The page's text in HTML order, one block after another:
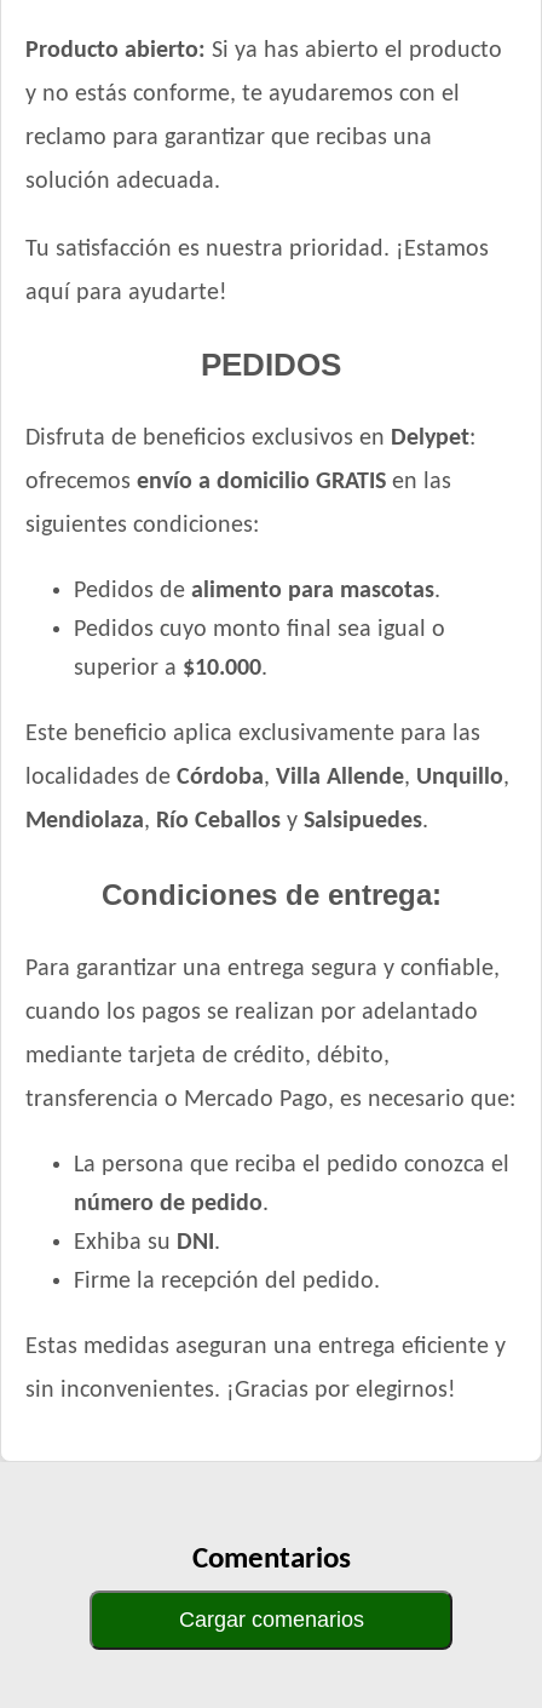
Producto abierto: Si ya has abierto el producto
y no estás conforme, te ayudaremos con el
reclamo para garantizar que recibas una
solución adecuada.
Tu satisfacción es nuestra prioridad. ¡Estamos
aquí para ayudarte!
PEDIDOS
Disfruta de beneficios exclusivos en Delypet:
ofrecemos envío a domicilio GRATIS en las
siguientes condiciones:
Pedidos de alimento para mascotas.
Pedidos cuyo monto final sea igual o
superior a $10.000.
Este beneficio aplica exclusivamente para las
localidades de Córdoba, Villa Allende, Unquillo,
Mendiolaza, Río Ceballos y Salsipuedes.
Condiciones de entrega:
Para garantizar una entrega segura y confiable,
cuando los pagos se realizan por adelantado
mediante tarjeta de crédito, débito,
transferencia o Mercado Pago, es necesario que:
La persona que reciba el pedido conozca el
número de pedido.
Exhiba su DNI .
Firme la recepción del pedido.
Estas medidas aseguran una entrega eficiente y
sin inconvenientes. ¡Gracias por elegirnos!
Comentarios
Cargar comenarios